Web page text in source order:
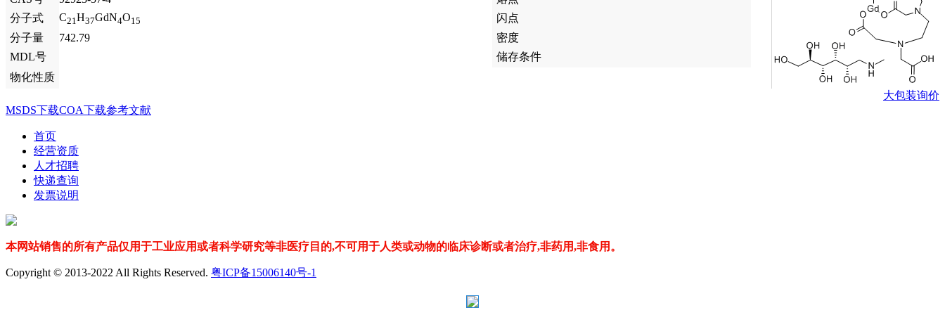
分子式
C21H37GdN4O15
闪点
分子量
742.79
密度
MDL号
储存条件
物化性质
大包装询价
MSDS下载COA下载参考文献
首页
经营资质
人才招聘
快递查询
发票说明
本网站销售的所有产品仅用于工业应用或者科学研究等非医疗目的,不可用于人类或动物的临床诊断或者治疗,非药用,非食用。
Copyright © 2013-2022 All Rights Reserved. 粤ICP备15006140号-1